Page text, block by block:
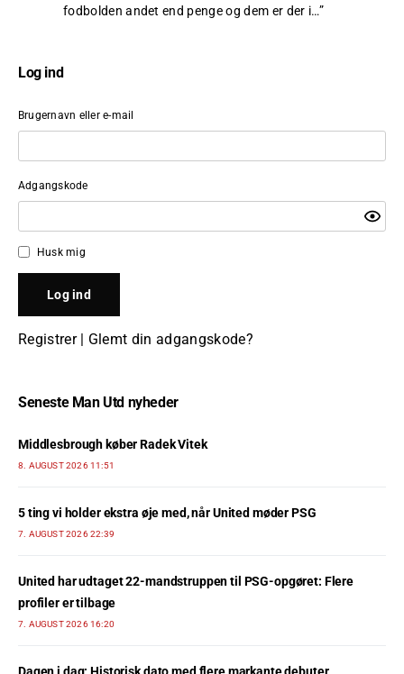
fodbolden andet end penge og dem er der i…”
Log ind
Brugernavn eller e-mail
Adgangskode
Husk mig
Registrer| Glemt din adgangskode?
Seneste Man Utd nyheder
Middlesbrough køber Radek Vitek
8. AUGUST 2026 11:51
5 ting vi holder ekstra øje med, når United møder PSG
7. AUGUST 2026 22:39
United har udtaget 22-mandstruppen til PSG-opgøret: Flere
profiler er tilbage
7. AUGUST 2026 16:20